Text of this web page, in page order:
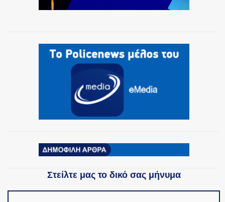
ΟΠΛΑ/ΕΞΟΠΛΙΣΜΟΣ
ΟΜΑΔΕΣ ΕΛ.ΑΣ.
Στείλτε μας το δικό σας μήνυμα